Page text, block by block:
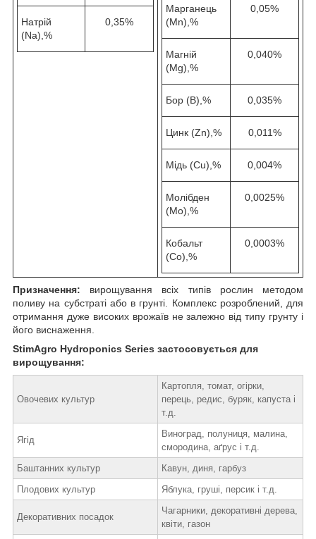
Натрій
(Na),%
0,35%
Марганець
(Mn),%
0,05%
Магній
(Mg),%
0,040%
Бор (B),% 0,035%
Цинк (Zn),% 0,011%
Мідь (Cu),% 0,004%
Молібден
(Mo),%
0,0025%
Кобальт
(Co),%
0,0003%
Призначення: вирощування всіх типів рослин методом
поливу на субстраті або в грунті. Комплекс розроблений, для
отримання дуже високих врожаїв не залежно від типу грунту і
його виснаження.
StimAgro Hydroponics Series застосовується для
вирощування:
Овочевих культур
Картопля, томат, огірки,
перець, редис, буряк, капуста і
т.д.
Ягід
Виноград, полуниця, малина,
смородина, аґрус і т.д.
Баштанних культур
Кавун, диня, гарбуз
Плодових культур
Яблука, груші, персик і т.д.
Декоративних посадок
Чагарники, декоративні дерева,
квіти, газон